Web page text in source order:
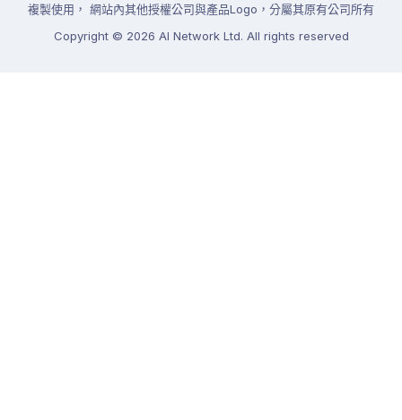
複製使用， 網站內其他授權公司與產品Logo，分屬其原有公司所有
Copyright © 2026 AI Network Ltd. All rights reserved